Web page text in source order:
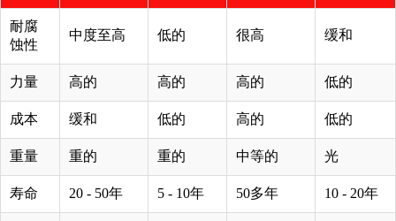
耐腐
蚀性
中度至高 低的 很高 缓和
力量 高的 高的 高的 低的
成本 缓和 低的 高的 低的
重量 重的 重的 中等的 光
寿命 20 - 50年 5 - 10年 50多年 10 - 20年